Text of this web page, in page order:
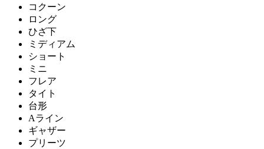
コクーン
ロング
ひざ下
ミディアム
ショート
ミニ
フレア
タイト
台形
Aライン
ギャザー
プリーツ